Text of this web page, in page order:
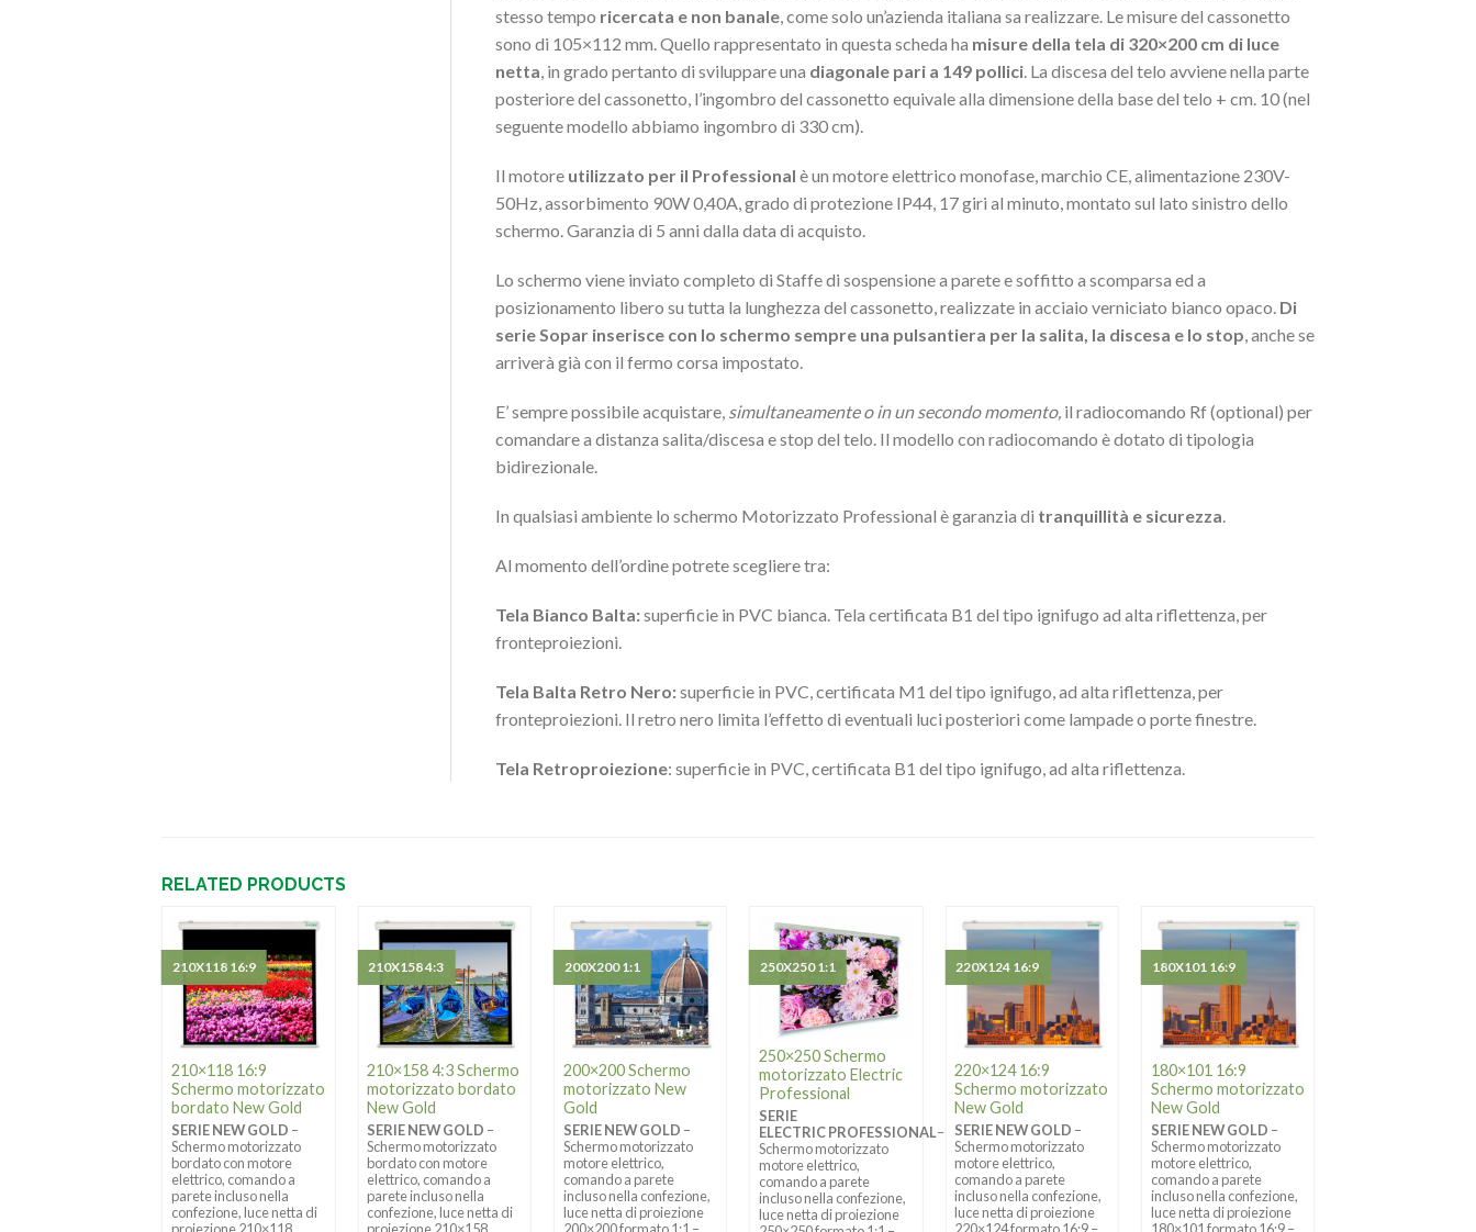
stesso tempo ricercata e non banale, come solo un’azienda italiana sa realizzare. Le misure del cassonetto
sono di 105×112 mm. Quello rappresentato in questa scheda ha misure della tela di 320×200 cm di luce
netta, in grado pertanto di sviluppare una diagonale pari a 149 pollici. La discesa del telo avviene nella parte
posteriore del cassonetto, l’ingombro del cassonetto equivale alla dimensione della base del telo + cm. 10 (nel
seguente modello abbiamo ingombro di 330 cm).
Il motore utilizzato per il Professional è un motore elettrico monofase, marchio CE, alimentazione 230V-
50Hz, assorbimento 90W 0,40A, grado di protezione IP44, 17 giri al minuto, montato sul lato sinistro dello
schermo. Garanzia di 5 anni dalla data di acquisto.
Lo schermo viene inviato completo di Staffe di sospensione a parete e soffitto a scomparsa ed a
posizionamento libero su tutta la lunghezza del cassonetto, realizzate in acciaio verniciato bianco opaco. Di
serie Sopar inserisce con lo schermo sempre una pulsantiera per la salita, la discesa e lo stop, anche se
arriverà già con il fermo corsa impostato.
E’ sempre possibile acquistare, simultaneamente o in un secondo momento, il radiocomando Rf (optional) per
comandare a distanza salita/discesa e stop del telo. Il modello con radiocomando è dotato di tipologia
bidirezionale.
In qualsiasi ambiente lo schermo Motorizzato Professional è garanzia di tranquillità e sicurezza.
Al momento dell’ordine potrete scegliere tra:
Tela Bianco Balta:superficie in PVC bianca. Tela certificata B1 del tipo ignifugo ad alta riflettenza, per
fronteproiezioni.
Tela Balta Retro Nero:superficie in PVC, certificata M1 del tipo ignifugo, ad alta riflettenza, per
fronteproiezioni. Il retro nero limita l’effetto di eventuali luci posteriori come lampade o porte finestre.
Tela Retroproiezione: superficie in PVC, certificata B1 del tipo ignifugo, ad alta riflettenza.
RELATED PRODUCTS
210×118 16:9
Schermo motorizzato
bordato New Gold
SERIE NEW GOLD –
Schermo motorizzato
bordato con motore
elettrico, comando a
parete incluso nella
confezione, luce netta di
210X118 16:9
210×158 4:3 Schermo
motorizzato bordato
New Gold
SERIE NEW GOLD –
Schermo motorizzato
bordato con motore
elettrico, comando a
parete incluso nella
confezione, luce netta di
210X158 4:3
200×200 Schermo
motorizzato New
Gold
SERIE NEW GOLD –
Schermo motorizzato
motore elettrico,
comando a parete
incluso nella confezione,
luce netta di proiezione
200X200 1:1
250×250 Schermo
motorizzato Electric
Professional
SERIE
ELECTRIC PROFESSIONAL–
Schermo motorizzato
motore elettrico,
comando a parete
incluso nella confezione,
luce netta di proiezione
250X250 1:1
220×124 16:9
Schermo motorizzato
New Gold
SERIE NEW GOLD –
Schermo motorizzato
motore elettrico,
comando a parete
incluso nella confezione,
luce netta di proiezione
220X124 16:9
180×101 16:9
Schermo motorizzato
New Gold
SERIE NEW GOLD –
Schermo motorizzato
motore elettrico,
comando a parete
incluso nella confezione,
luce netta di proiezione
180X101 16:9